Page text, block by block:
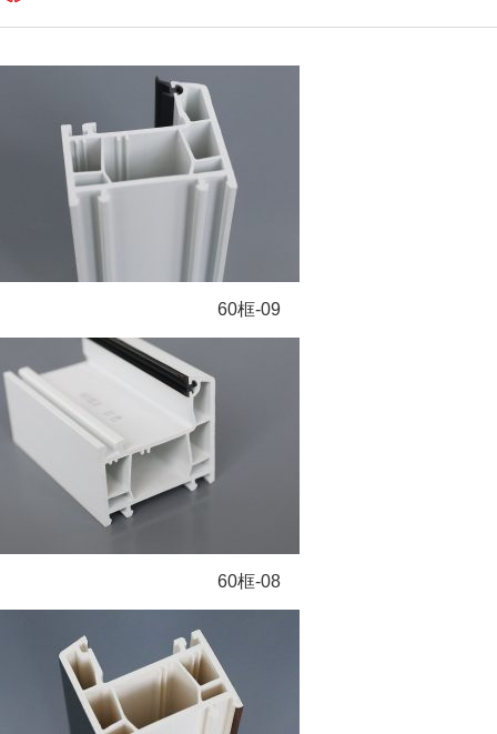
60框-09
60框-08